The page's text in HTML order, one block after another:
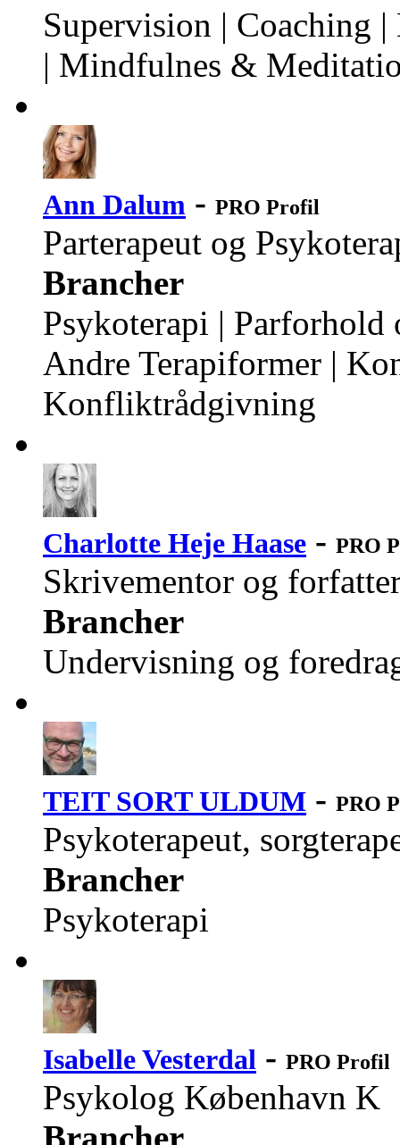
Supervision | Coaching
| Mindfulnes &
Ann Dalum - PRO Profil
Parterapeut og
Brancher
Psykoterapi | Parforhold
Andre Terapiformer |
Konfliktrådgivning
Charlotte Heje Haase - PRO
Skrivementor og
Brancher
Undervisning og
TEIT SORT ULDUM - PRO
Psykoterapeut,
Brancher
Psykoterapi
Isabelle Vesterdal - PRO Profil
Psykolog København K
Brancher